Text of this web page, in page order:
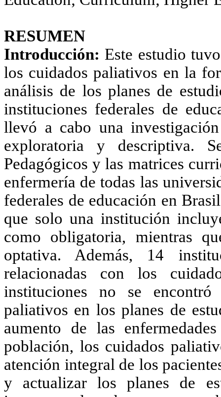
RESUMEN
Introducción: Este estudio
los cuidados paliativos en la
análisis de los planes de
instituciones federales de
llevó a cabo una
exploratoria y descriptiva.
Pedagógicos y las matrices
enfermería de todas las
federales de educación en
que solo una institución
como obligatoria, mientras
optativa. Además, 14
relacionadas con los
instituciones no se
paliativos en los planes de
aumento de las
población, los cuidados
atención integral de los
y actualizar los planes de